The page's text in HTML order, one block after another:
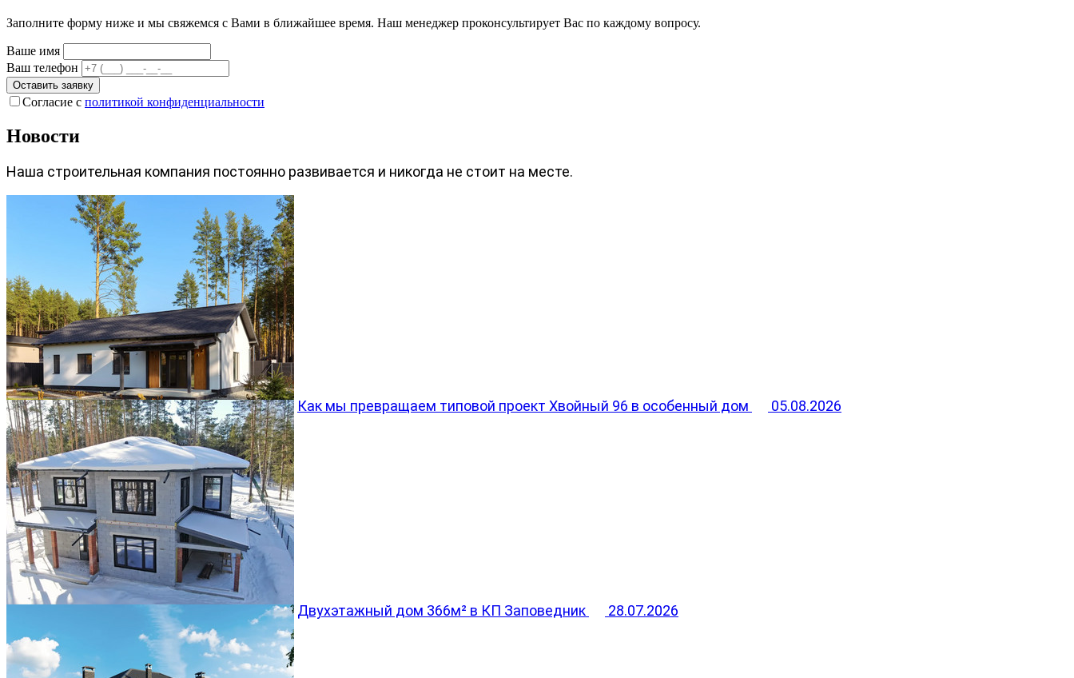
Заполните форму ниже и мы свяжемся с Вами в ближайшее время. Наш менеджер проконсультирует Вас по каждому вопросу.
Ваше имя
Ваш телефон
Оставить заявку
Согласие с политикой конфиденциальности
Новости
Наша строительная компания постоянно развивается и никогда не стоит на месте.
Как мы превращаем типовой проект Хвойный 96 в особенный дом 05.08.2026
Двухэтажный дом 366м² в КП Заповедник 28.07.2026